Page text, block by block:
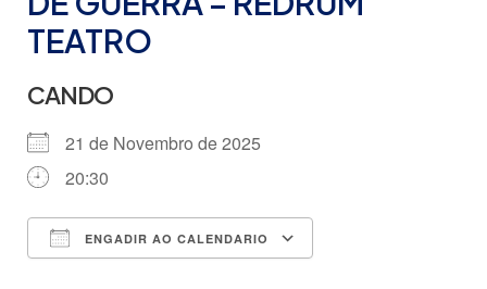
TEATRO
CANDO
21 de Novembro de 2025
20:30
ENGADIR AO CALENDARIO